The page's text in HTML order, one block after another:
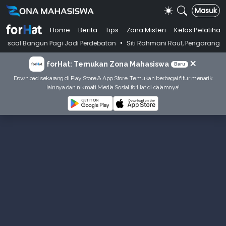
Masuk
Home Berita Tips Zona Misteri
Kelas Pelatihan
Pagi Jadi Perdebatan • Siti Rahmani Rauf, Pengarang Buku
forHat: Temukan Zona Mahasiswa Baru ×
Download sekarang di Play Store & App Store. Temukan berbagai fitur menarik
lainnya dan nikmati Media Sosial forHat di dalamnya!